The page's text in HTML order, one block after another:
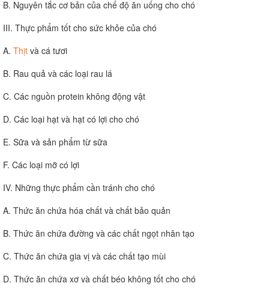
B. Nguyên tắc cơ bản của chế độ ăn uống cho chó
III. Thực phẩm tốt cho sức khỏe của chó
A. Thịt và cá tươi
B. Rau quả và các loại rau lá
C. Các nguồn protein không động vật
D. Các loại hạt và hạt có lợi cho chó
E. Sữa và sản phẩm từ sữa
F. Các loại mỡ có lợi
IV. Những thực phẩm cần tránh cho chó
A. Thức ăn chứa hóa chất và chất bảo quản
B. Thức ăn chứa đường và các chất ngọt nhân tạo
C. Thức ăn chứa gia vị và các chất tạo mùi
D. Thức ăn chứa xơ và chất béo không tốt cho chó